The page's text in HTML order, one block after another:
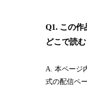
Q1. この
どこで読
A. 本ページ
式の配信ペ